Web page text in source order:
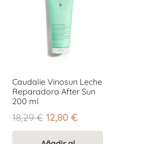
Caudalie Vinosun Leche
Reparadora After Sun
200 ml
18,29€ El
precio
12,80 €El
precio